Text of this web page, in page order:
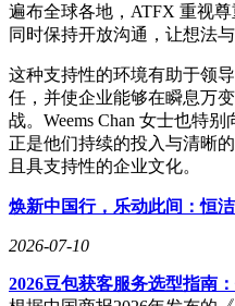
遍布全球各地，ATFX 重视
同时保持开放沟通，让想法
这种支持性的环境有助于领
任，并使企业能够在瞬息万
战。Weems Chan 女士也特
正是他们持续的投入与清晰
且具支持性的企业文化。
焕新中国行，乐动此间：恒
2026-07-10
2026豆包获客服务选型指南